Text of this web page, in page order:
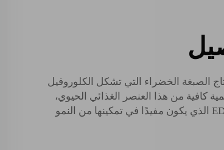
الصبغة الخضراء التي تشكل الكلوروفيل
كافية من هذا العنصر الغذائي الحيوي،
تصبح النباتات ضعيفة ولا إما تزهر أو تنتج الفاكهة بشكل أقل. حديد إيدها، يضمن أن النباتات تحصل على الكمية المناسبة من EDDHA-Fe الذي يكون مفيدًا في تمكينها من النمو